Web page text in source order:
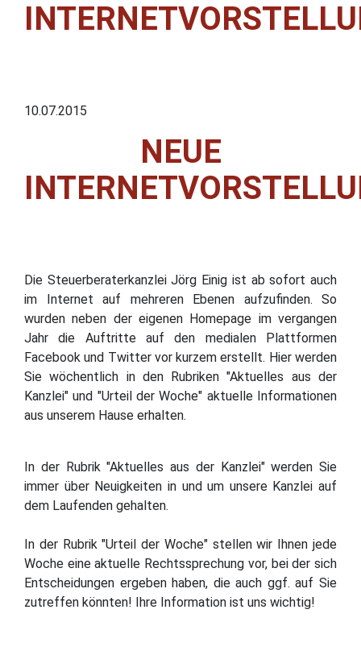
10.07.2015
NEUE
Die Steuerberaterkanzlei Jörg Einig ist ab sofort auch
im Internet auf mehreren Ebenen aufzufinden. So
wurden neben der eigenen Homepage im vergangen
Jahr die Auftritte auf den medialen Plattformen
Facebook und Twitter vor kurzem erstellt. Hier werden
Sie wöchentlich in den Rubriken "Aktuelles aus der
Kanzlei" und "Urteil der Woche" aktuelle Informationen
aus unserem Hause erhalten.
In der Rubrik "Aktuelles aus der Kanzlei" werden Sie
immer über Neuigkeiten in und um unsere Kanzlei auf
dem Laufenden gehalten.
In der Rubrik "Urteil der Woche" stellen wir Ihnen jede
Woche eine aktuelle Rechtssprechung vor, bei der sich
Entscheidungen ergeben haben, die auch ggf. auf Sie
zutreffen könnten! Ihre Information ist uns wichtig!